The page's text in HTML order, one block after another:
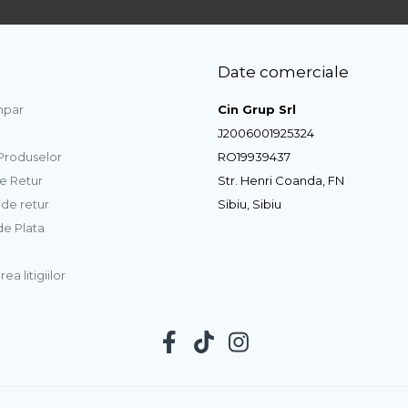
Retur
retur
Plata
litigiilor
Date comerciale
Cin Grup Srl
J2006001925324
RO19939437
Str. Henri Coanda, FN
Sibiu, Sibiu